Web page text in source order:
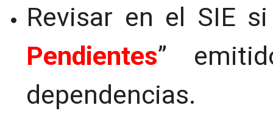
Revisar en el SIE
Pendientes”
dependencias.